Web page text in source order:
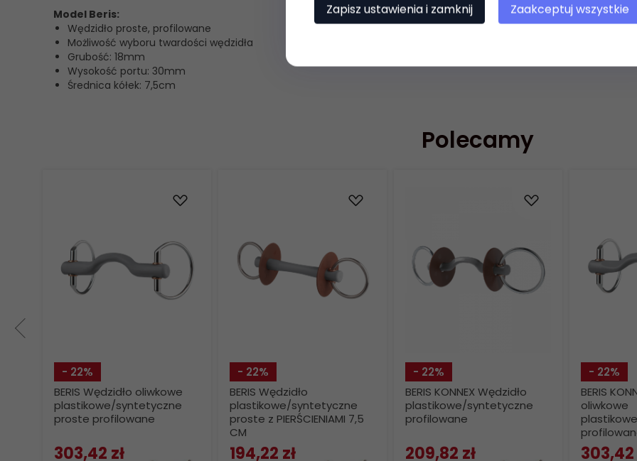
Model Beris:
Wędzidło proste, profilowane
Możliwość wyboru twardości wędzidła
Grubość: 18mm
Wysokość portu: 30mm
Średnica kółek: 7,5cm
Polecamy
- 22%
BERIS Wędzidło oliwkowe
plastikowe/syntetyczne
proste profilowane
303,42 zł
- 22%
BERIS Wędzidło
plastikowe/syntetyczne
proste z PIERŚCIENIAMI 7,5
CM
194,22 zł
- 22%
BERIS KONNEX Wędzidło
plastikowe/syntetyczne
profilowane
209,82 zł
- 22%
BERIS
oliwkowe
303,42
Zapisz ustawienia i zamknij Zaakceptuj wszystkie